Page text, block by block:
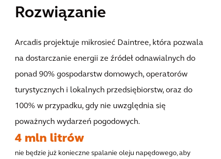
Rozwiązanie
Arcadis projektuje mikrosieć Daintree, która pozwala
na dostarczanie energii ze źródeł odnawialnych do
ponad 90% gospodarstw domowych, operatorów
turystycznych i lokalnych przedsiębiorstw, oraz do
100% w przypadku, gdy nie uwzględnia się
poważnych wydarzeń pogodowych.
4 mln litrów
nie będzie już konieczne spalanie oleju napędowego, aby